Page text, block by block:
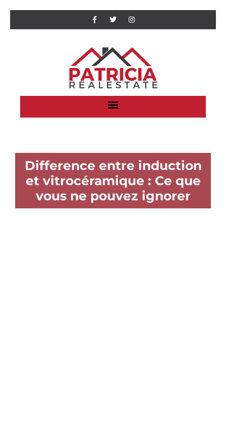
Difference entre induction
et vitrocéramique : Ce que
vous ne pouvez ignorer